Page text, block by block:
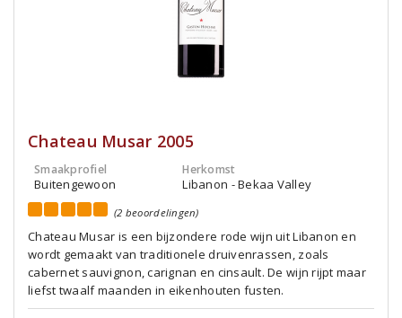
Chateau Musar 2005
Smaakprofiel
Buitengewoon
Herkomst
Libanon - Bekaa Valley
(2 beoordelingen)
Chateau Musar is een bijzondere rode wijn uit Libanon en
wordt gemaakt van traditionele druivenrassen, zoals
cabernet sauvignon, carignan en cinsault. De wijn rijpt maar
liefst twaalf maanden in eikenhouten fusten.